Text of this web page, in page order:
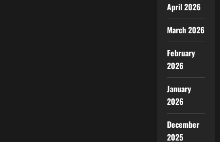
April 2026
March 2026
February
2026
January
2026
December
2025